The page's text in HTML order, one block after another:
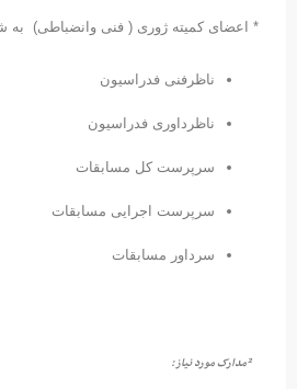
اعضای کمیته ژوری ( فنی وانضباطی) به شرح
ناظرفنی فدراسیون
ناظرداوری فدراسیون
سرپرست کل مسابقات
سرپرست اجرایی مسابقات
سرداور مسابقات
مدارک مورد نیاز: